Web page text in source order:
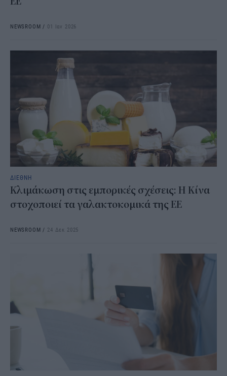
NEWSROOM / 01 Ιαν 2026
ΔΙΕΘΝΗ
Κλιμάκωση στις εμπορικές σχέσεις: Η Κίνα
στοχοποιεί τα γαλακτοκομικά της ΕΕ
NEWSROOM / 24 Δεκ 2025